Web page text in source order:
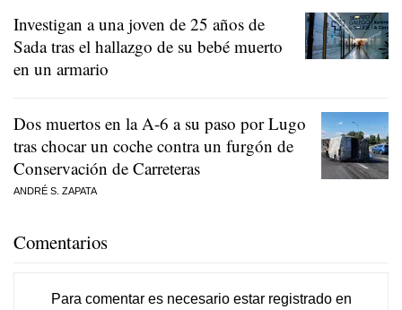
Investigan a una joven de 25 años de
Sada tras el hallazgo de su bebé muerto
en un armario
Dos muertos en la A-6 a su paso por Lugo
tras chocar un coche contra un furgón de
Conservación de Carreteras
ANDRÉ S. ZAPATA
Comentarios
Para comentar es necesario estar registradoen